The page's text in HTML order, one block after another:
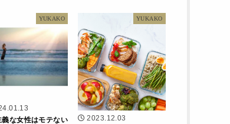
YUKAKO
義な女性はモテない
YUKAKO
2023.12.03